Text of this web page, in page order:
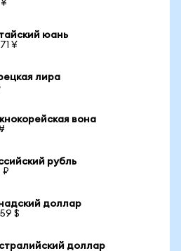
юань
¥
лира
вона
рубль
₽
доллар
$
доллар